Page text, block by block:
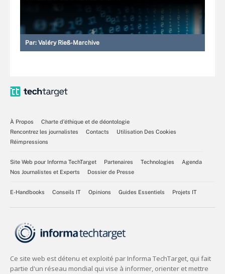
Par: Valéry Rieß-Marchive
À Propos
Charte d’éthique et de déontologie
Rencontrez les journalistes
Contacts
Utilisation Des Cookies
Réimpressions
Site Web pour Informa TechTarget Partenaires Technologies
Agenda
Nos Journalistes et Experts
Dossier de Presse
E-Handbooks Conseils IT Opinions Guides Essentiels Projets IT